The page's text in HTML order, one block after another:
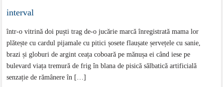
interval
într-o vitrină doi puști trag de-o jucărie marcă înregistrată mama lor
plătește cu cardul pijamale cu pitici șosete flaușate șervețele cu sanie,
brazi și globuri de argint ceața coboară pe mănușa ei când iese pe
bulevard viața tremură de frig în blana de pisică sălbatică artificială
senzație de rămânere în […]